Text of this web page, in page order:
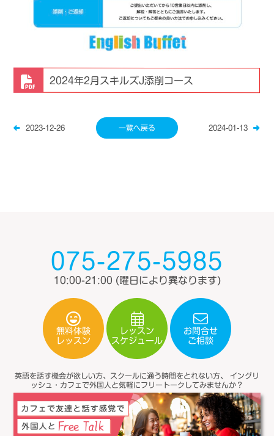
2024年2月スキルズJ添削コース
2023-12-26 一覧へ戻る 2024-01-13
075-275-5985
10:00-21:00 (曜日により異なります)
無料体験
レッスン
レッスン
スケジュール
お問合せ
ご相談
英語を話す機会が欲しい方、スクールに通う時間をとれない方、 イングリ
ッシュ・カフェで外国人と気軽にフリートークしてみませんか？